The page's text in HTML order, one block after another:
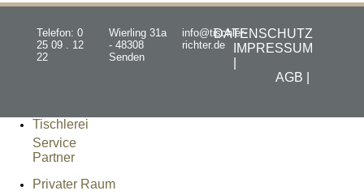
Telefon: 0
25 09 . 12
22
Wierling 31a
- 48308
Senden
info@tischler-
richter.de
DATENSCHUTZ
IMPRESSUM
AGB |
Tischlerei
Service
Partner
Privater Raum